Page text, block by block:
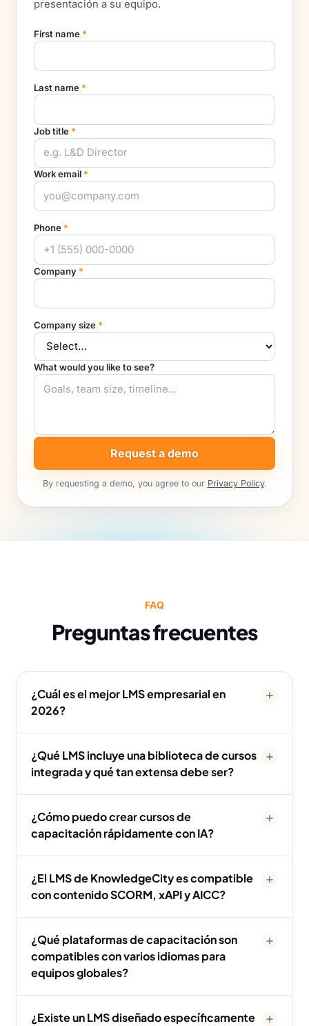
presentación a su equipo.
First name *
Last name *
Job title *
Work email *
Phone *
Company *
Company size *
What would you like to see?
Request a demo
By requesting a demo, you agree to our Privacy Policy.
FAQ
Preguntas frecuentes
¿Cuál es el mejor LMS empresarial en
2026?
¿Qué LMS incluye una biblioteca de cursos
integrada y qué tan extensa debe ser?
¿Cómo puedo crear cursos de
capacitación rápidamente con IA?
¿El LMS de KnowledgeCity es compatible
con contenido SCORM, xAPI y AICC?
¿Qué plataformas de capacitación son
compatibles con varios idiomas para
equipos globales?
¿Existe un LMS diseñado específicamente